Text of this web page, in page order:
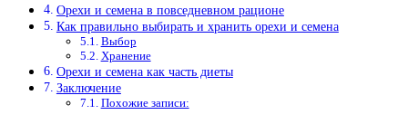
Орехи и семена в повседневном рационе
Как правильно выбирать и хранить орехи и семена
Выбор
Хранение
Орехи и семена как часть диеты
Заключение
Похожие записи: